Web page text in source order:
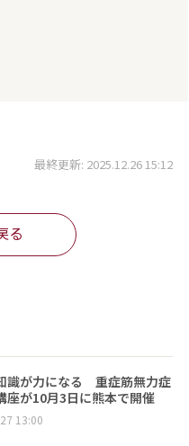
最終更新: 2025.12.26 15:12
る
識が力になる 重症筋無力症
座が10月3日に熊本で開催
13:00